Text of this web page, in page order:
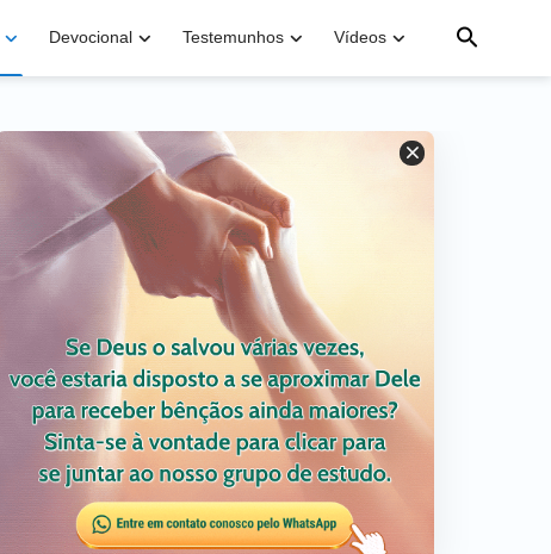
Devocional Testemunhos Vídeos